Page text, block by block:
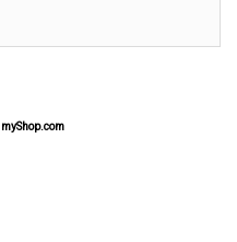
myShop.com